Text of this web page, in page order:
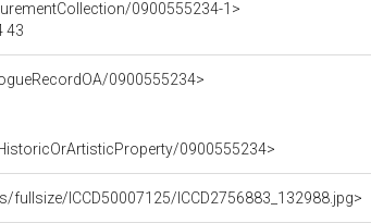
0900555234-1>
43
0900555234>
0900555234>
ICCD50007125/ICCD2756883_132988.jpg>